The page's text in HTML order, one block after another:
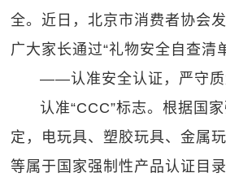
全。近日，北京市消费者协会
广大家长通过“礼物安全自查清
——认准安全认证，严守质
认准“CCC”标志。根据国
定，电玩具、塑胶玩具、金属
等属于国家强制性产品认证目